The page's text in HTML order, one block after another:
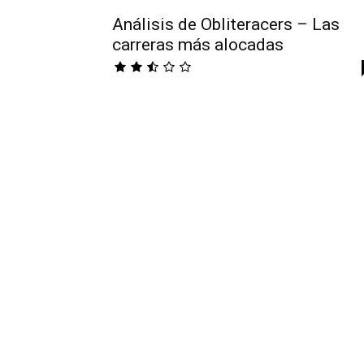
Análisis de Obliteracers – Las
carreras más alocadas